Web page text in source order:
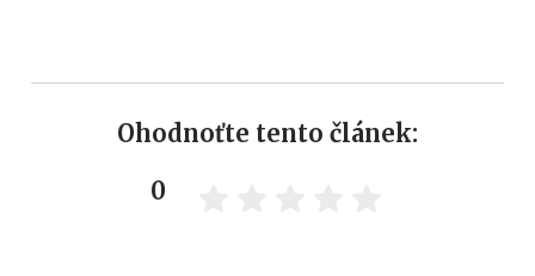
Ohodnoťte tento článek:
0